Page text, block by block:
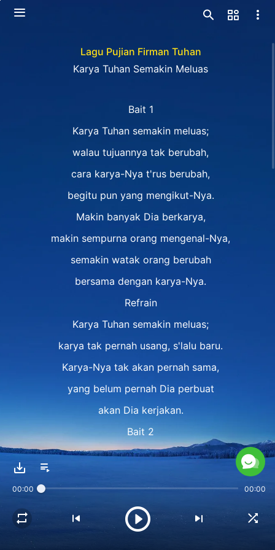
Lagu Pujian Firman Tuhan
Karya Tuhan Semakin Meluas
Bait 1
Karya Tuhan semakin meluas;
walau tujuannya tak berubah,
cara karya-Nya t'rus berubah,
begitu pun yang mengikut-Nya.
Makin banyak Dia berkarya,
makin sempurna orang mengenal-Nya,
semakin watak orang berubah
bersama dengan karya-Nya.
Refrain
Karya Tuhan semakin meluas;
karya tak pernah usang, s'lalu baru.
Karya-Nya tak akan pernah sama,
yang belum pernah Dia perbuat
akan Dia kerjakan.
Bait 2
Tuhan tak t'ruskan karya lama;
lakukan karya baru padamu.
00:00 00:00